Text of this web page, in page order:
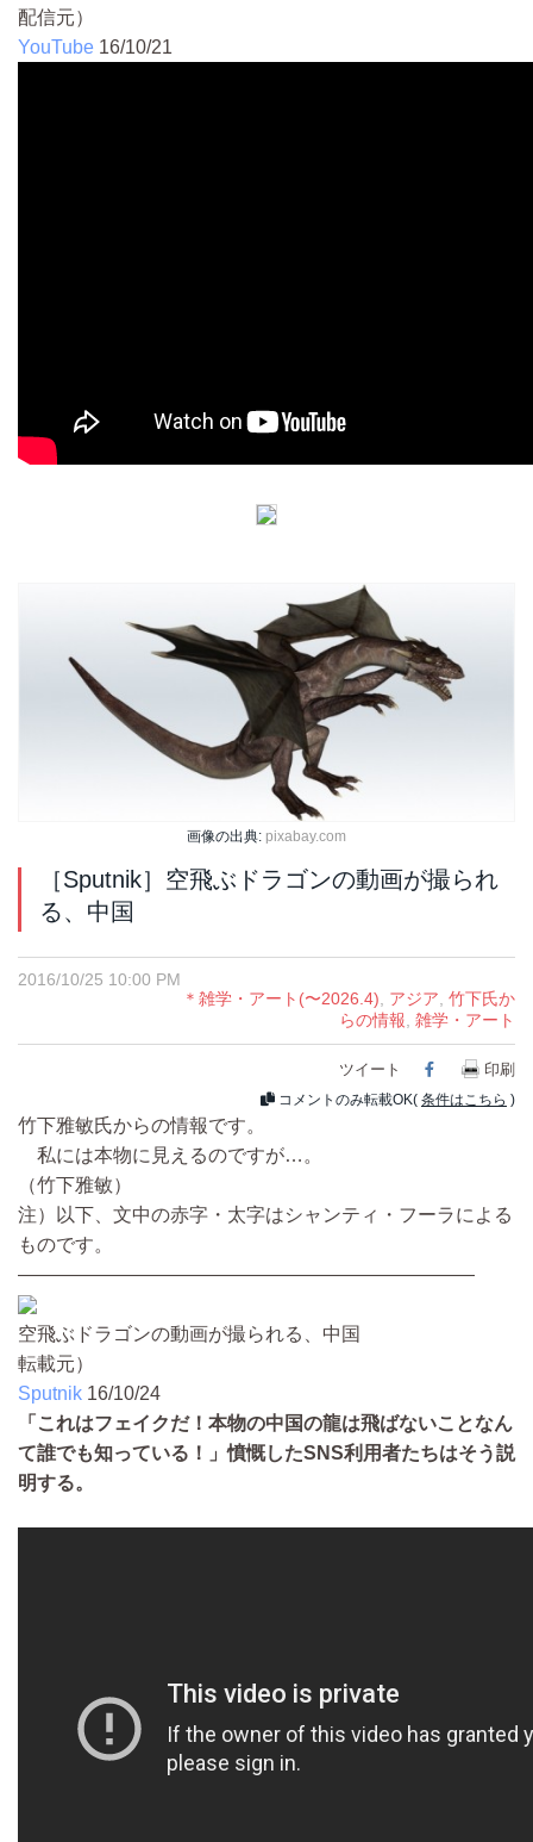
配信元）
YouTube 16/10/21
画像の出典: pixabay.com
［Sputnik］空飛ぶドラゴンの動画が撮られ
る、中国
2016/10/25 10:00 PM
＊雑学・アート(〜2026.4)
アジア 竹下氏か
らの情報 雑学・アート
ツイート Facebook
印刷
コメントのみ転載OK( 条件はこちら )
竹下雅敏氏からの情報です。
私には本物に見えるのですが…。
（竹下雅敏）
注）以下、文中の赤字・太字はシャンティ・フーラによる
ものです。
――――――――――――――――――――――――
空飛ぶドラゴンの動画が撮られる、中国
転載元）
Sputnik 16/10/24
「これはフェイクだ！本物の中国の龍は飛ばないことなん
て誰でも知っている！」憤慨したSNS利用者たちはそう説
明する。